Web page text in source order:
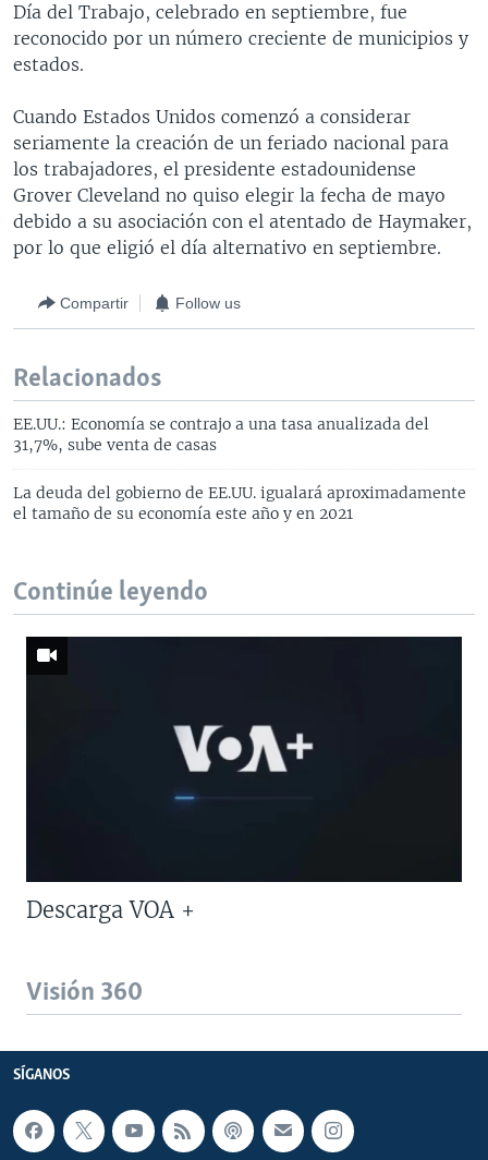
Día del Trabajo, celebrado en septiembre, fue
reconocido por un número creciente de municipios y
estados.
Cuando Estados Unidos comenzó a considerar
seriamente la creación de un feriado nacional para
los trabajadores, el presidente estadounidense
Grover Cleveland no quiso elegir la fecha de mayo
debido a su asociación con el atentado de Haymaker,
por lo que eligió el día alternativo en septiembre.
Compartir Follow us
Relacionados
EE.UU.: Economía se contrajo a una tasa anualizada del
31,7%, sube venta de casas
La deuda del gobierno de EE.UU. igualará aproximadamente
el tamaño de su economía este año y en 2021
Continúe leyendo
Descarga VOA +
Visión 360
SÍGANOS